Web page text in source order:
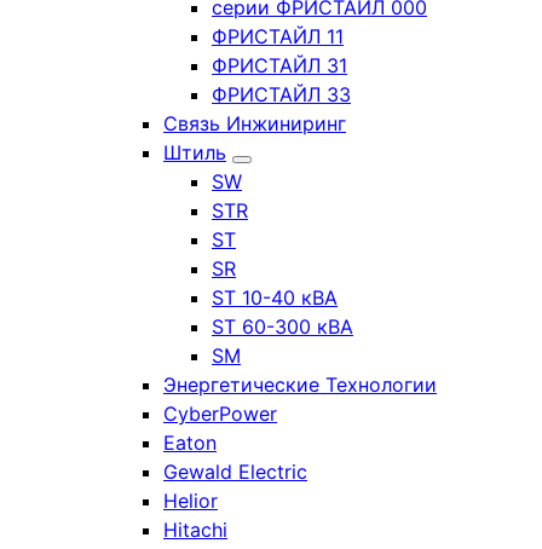
серии ФРИСТАЙЛ 000
ФРИСТАЙЛ 11
ФРИСТАЙЛ 31
ФРИСТАЙЛ 33
Связь Инжиниринг
Штиль
SW
STR
ST
SR
ST 10-40 кВА
ST 60-300 кВА
SM
Энергетические Технологии
CyberPower
Eaton
Gewald Electric
Helior
Hitachi